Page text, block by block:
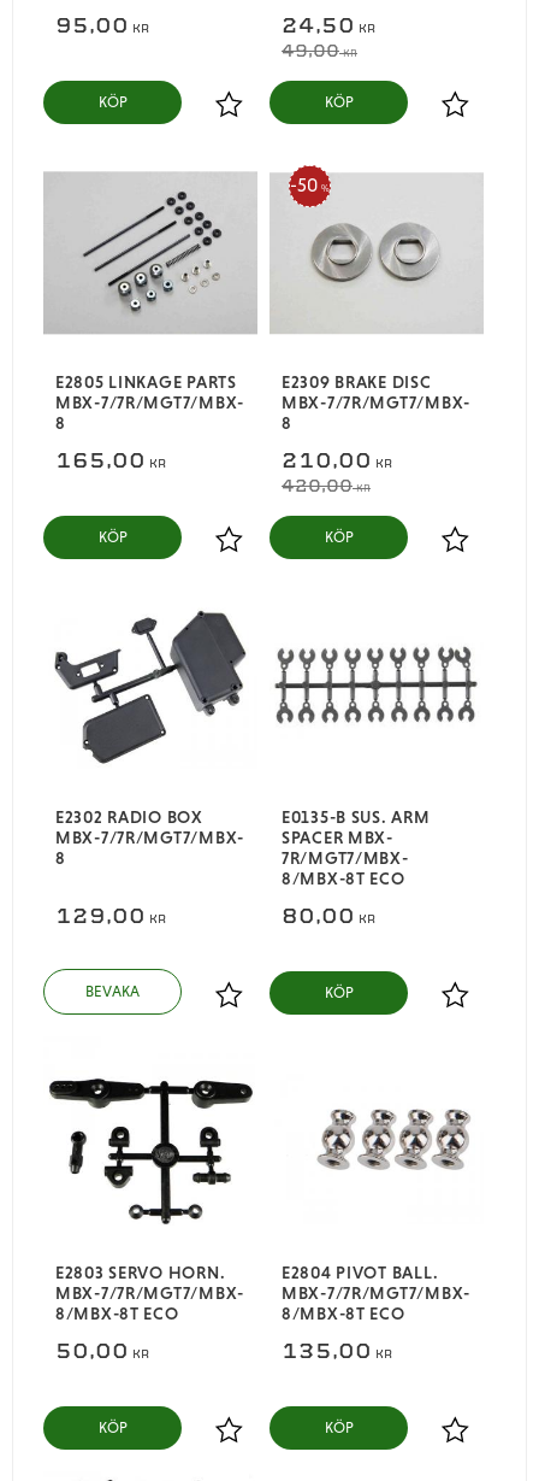
95,00 KR
Lägg till i favoriter
KÖP
24,50 KR
49,00KR
Lägg till i
KÖP
E2805 LINKAGE PARTS
MBX-7/7R/MGT7/MBX-
8
165,00 KR
Lägg till i favoriter
KÖP
E2309 BRAKE DISC
MBX-7/7R/MGT7/MBX-
8
210,00 KR
420,00KR
50 %
Lägg till i
KÖP
E2302 RADIO BOX
MBX-7/7R/MGT7/MBX-
8
129,00 KR
Lägg till i favoriter
E0135-B SUS. ARM
SPACER MBX-
7R/MGT7/MBX-
8/MBX-8T ECO
80,00 KR
Lägg till i
KÖP
E2803 SERVO HORN.
MBX-7/7R/MGT7/MBX-
8/MBX-8T ECO
50,00 KR
Lägg till i favoriter
KÖP
E2804 PIVOT BALL.
MBX-7/7R/MGT7/MBX-
8/MBX-8T ECO
135,00 KR
Lägg till i
KÖP